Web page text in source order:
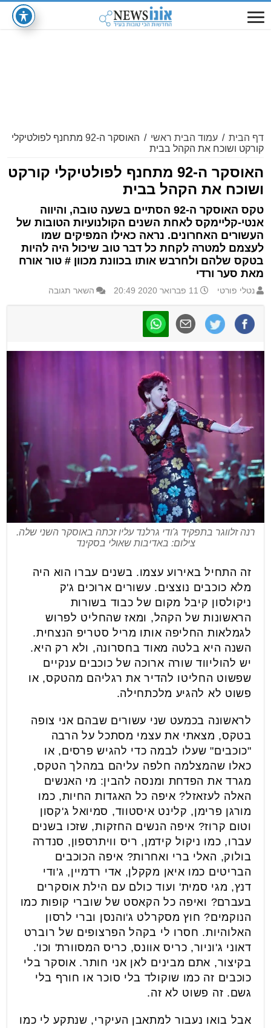
דף הבית / עמוד הבית ראשי /
האוסקר ה-92 מתחנף לפולטיקלי
קורקט ושוכח את הקהל בבית
האוסקר ה-92 מתחנף לפולטיקלי קורקט
ושוכח את הקהל בבית
טקס האוסקר ה-92 הסתיים בשעה טובה, והיווה
אנטי-קליימקס לאחת השנים הקולנועיות הטובות של
העשורים האחרונים. נראה כאילו המפיקים שמו
לעצמם למטרה לקחת כל דבר טוב שיכול היה להיות
בטקס שלהם ולחרבש אותו בכוונת מכוון # טור אורח
מאת סער ורדי
נטלי פורטי 11 פברואר 2020 20:49 השאר תגובה
רנה זלווגר בתפקיד ג'ודי גרלנד עליו זכתה באוסקר השני שלה.
צילום: באדיבות שאולי בסקינד
זה התחיל באירוע עצמו. בשנים עברו הוא היה
מלא כוכבים נוצצים. עשורים ארוכים ג'ק
ניקולסון קיבל מקום של כבוד בשורות
הראשונות של הקהל, ומאז שהחליט לפרוש
לגמלאות החליפה אותו מריל סטריפ הנצחית.
השנה היא בלטה מאוד בחסרונה, ולא רק היא.
יש להוליווד שורה ארוכה של כוכבים ענקיים
שפשוט החליטו להדיר את רגליהם מהטקס, או
פשוט לא להגיע מלכתחילה.
לראשונה בכמעט שני עשורים שבהם אני צופה
בטקס, מצאתי את עצמי מסתכל על הרבה
"כוכבים" שעלו לבמה כדי להגיש פרסים, או
כאלו שהמצלמה חלפה עליהם במהלך הטקס,
מגרד את הפדחת ומנסה להבין: מי האנשים
האלה לעזאזל? איפה כל האגדות החיות, כמו
מורגן פרימן, קלינט איסטווד, סמיואל ג'קסון
וטום קרוז? איפה הנשים החזקות, שזכו בשנים
עברו, כמו ניקול קידמן, ריס וויתרספון, סנדרה
בולוק, האלי ברי ואחרות? איפה הכוכבים
הבריטים כמו איאן מקקלן, אדי רדמיין, ג'ודי
דנץ, מגי סמית' ועוד כולם עם הילת אוסקרים
בעברם? ואיפה כל הקאסט של שוברי קופות כמו
הנוקמים? חוץ מסקרלט ג'והנסן וברי לרסון
האלוהיות. חסרו לי בקהל הפרצופים של רוברט
דאוני ג'וניור, כריס אוונס, כריס המסוורת' וכו'.
בקיצור, אתם מבינים לאן אני חותר. אוסקר בלי
כוכבים זה כמו שוקולד בלי סוכר או חורף בלי
גשם. זה פשוט לא זה.
אבל בואו נעבור למתאבן העיקרי, שנתקע לי כמו